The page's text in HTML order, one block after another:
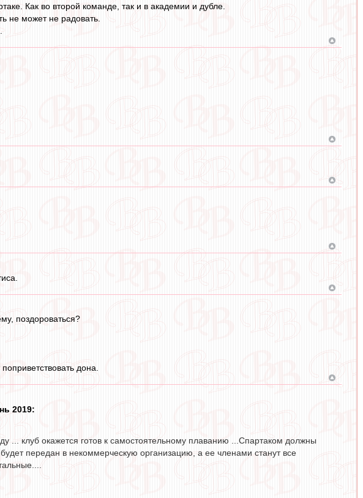
Как во второй команде, так и в академии и дубле.
не может не радовать.
поздороваться?
дона.
2019:
... клуб окажется готов к самостоятельному плаванию ...Спартаком должны
передан в некоммерческую организацию, а ее членами станут все